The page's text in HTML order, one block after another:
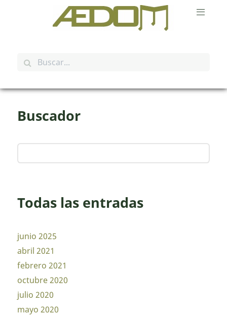
Buscador
Todas las entradas
junio 2025
abril 2021
febrero 2021
octubre 2020
julio 2020
mayo 2020